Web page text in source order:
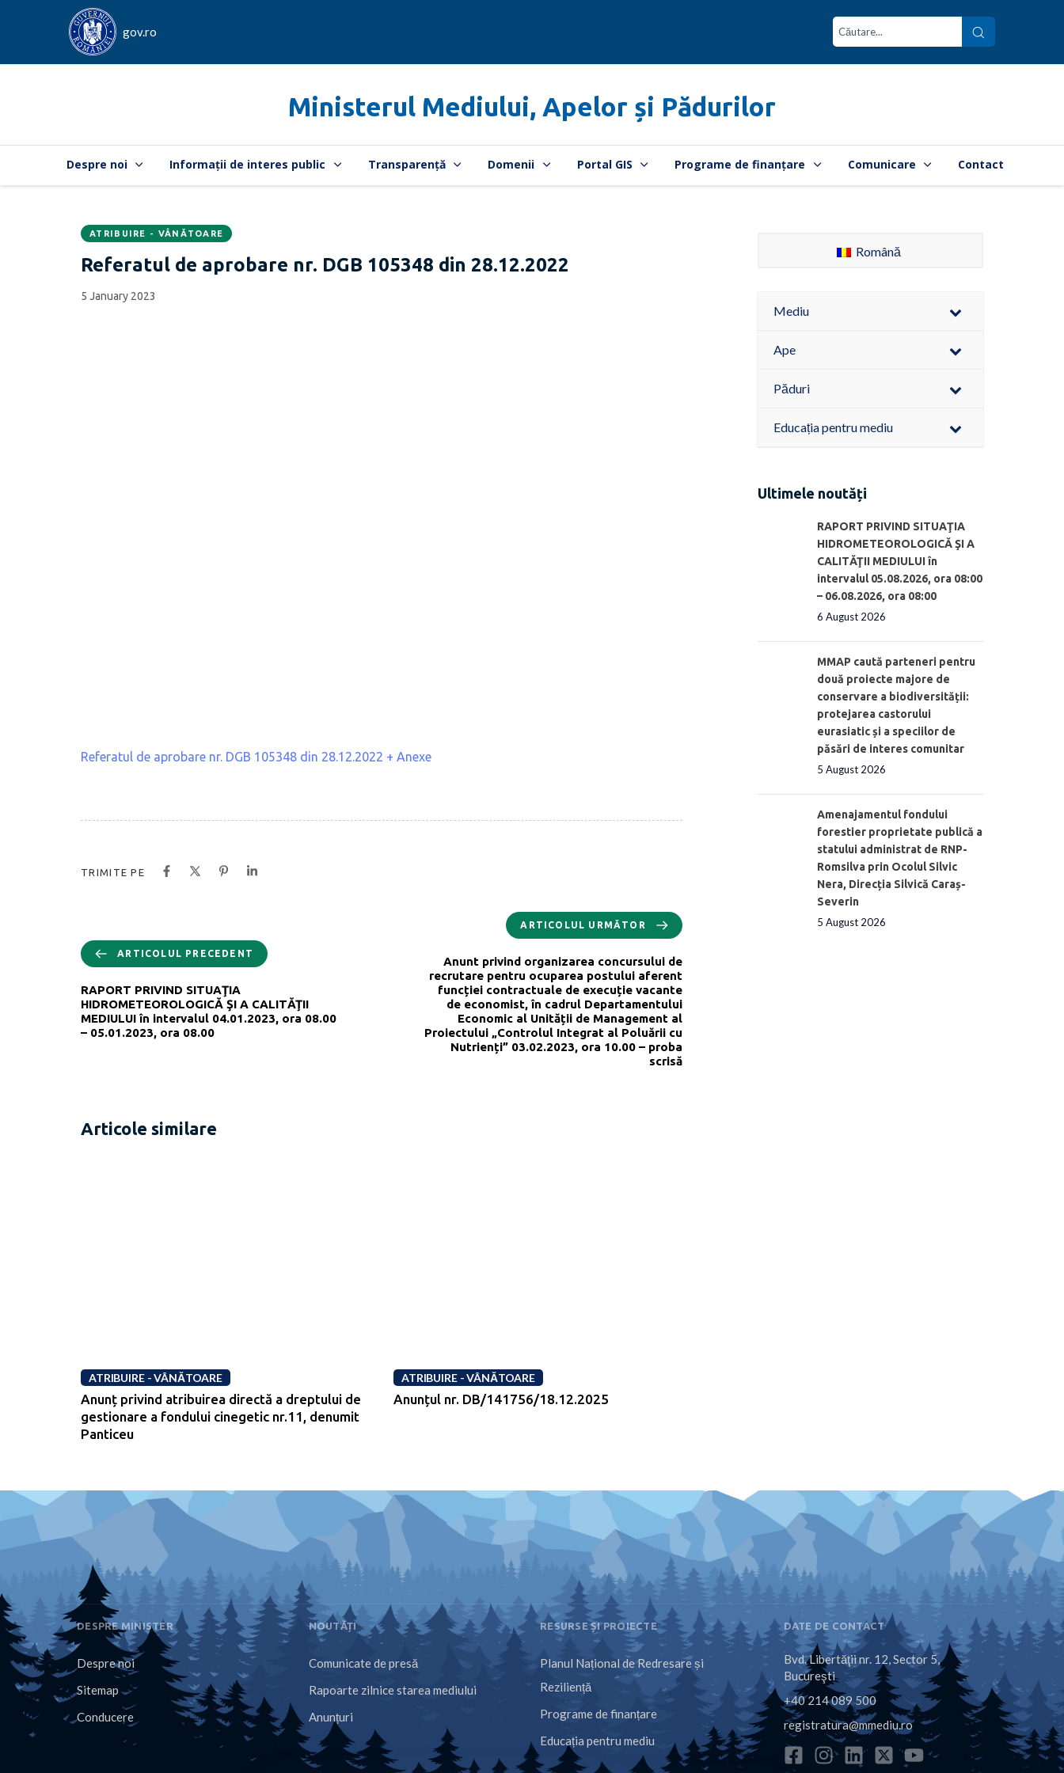
gov.ro
Ministerul Mediului, Apelor și Pădurilor
Despre noi Informații de interes public Transparență Domenii Portal GIS Programe de finanțare Comunicare Contact
CATEGORIA:
ATRIBUIRE - VÂNĂTOARE
Referatul de aprobare nr. DGB 105348 din 28.12.2022
Data
publicării:
5 January 2023
Referatul de aprobare nr. DGB 105348 din 28.12.2022 + Anexe
TRIMITE PE
ARTICOLUL PRECEDENT
RAPORT PRIVIND SITUAŢIA
HIDROMETEOROLOGICĂ ŞI A CALITĂŢII
MEDIULUI în intervalul 04.01.2023, ora 08.00
– 05.01.2023, ora 08.00
ARTICOLUL URMĂTOR
Anunt privind organizarea concursului de
recrutare pentru ocuparea postului aferent
funcției contractuale de execuție vacante
de economist, în cadrul Departamentului
Economic al Unității de Management al
Proiectului „Controlul Integrat al Poluării cu
Nutrienți” 03.02.2023, ora 10.00 – proba
scrisă
Articole similare
ATRIBUIRE - VÂNĂTOARE
Anunț privind atribuirea directă a dreptului de
gestionare a fondului cinegetic nr.11, denumit
Panticeu
ATRIBUIRE - VÂNĂTOARE
Anunțul nr. DB/141756/18.12.2025
Română
Mediu
Ape
Păduri
Educația pentru mediu
Ultimele noutăți
RAPORT PRIVIND SITUAŢIA
HIDROMETEOROLOGICĂ ŞI A
CALITĂŢII MEDIULUI în
intervalul 05.08.2026, ora 08:00
– 06.08.2026, ora 08:00
6 August 2026
MMAP caută parteneri pentru
două proiecte majore de
conservare a biodiversității:
protejarea castorului
eurasiatic și a speciilor de
păsări de interes comunitar
5 August 2026
Amenajamentul fondului
forestier proprietate publică a
statului administrat de RNP-
Romsilva prin Ocolul Silvic
Nera, Direcția Silvică Caraș-
Severin
5 August 2026
DESPRE MINISTER
Despre noi
Sitemap
Conducere
NOUTĂȚI
Comunicate de presă
Rapoarte zilnice starea mediului
Anunțuri
RESURSE ȘI PROIECTE
Planul Național de Redresare și
Reziliență
Programe de finanțare
Educația pentru mediu
DATE DE CONTACT
Bvd. Libertăţii nr. 12, Sector 5,
Bucureşti
+40 214 089 500
registratura@mmediu.ro